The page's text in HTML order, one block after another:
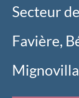
Secteur
Favière,